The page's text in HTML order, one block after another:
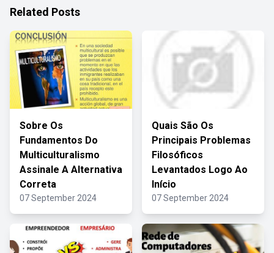
Related Posts
Sobre Os
Fundamentos Do
Multiculturalismo
Assinale A Alternativa
Correta
07 September 2024
Quais São Os
Principais Problemas
Filosóficos
Levantados Logo Ao
Início
07 September 2024